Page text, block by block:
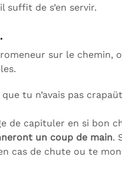
suffit de s’en servir.
sur le chemin,
tu n’avais pas
de capituler en si bon
un coup de main.
cas de chute ou te